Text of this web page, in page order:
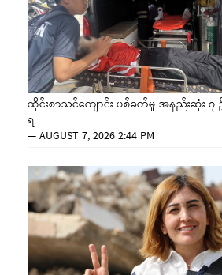
ထိုင်းစာသင်ကျောင်း ပစ်ခတ်မှု အနည်းဆုံး ၇
ရ
—AUGUST 7, 2026 2:44 PM